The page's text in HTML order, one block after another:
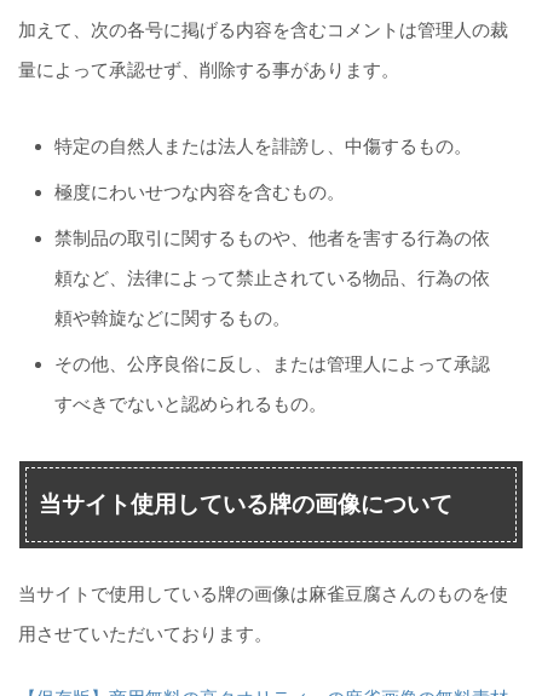
加えて、次の各号に掲げる内容を含むコメントは管理人の裁
量によって承認せず、削除する事があります。
特定の自然人または法人を誹謗し、中傷するもの。
極度にわいせつな内容を含むもの。
禁制品の取引に関するものや、他者を害する行為の依
頼など、法律によって禁止されている物品、行為の依
頼や斡旋などに関するもの。
その他、公序良俗に反し、または管理人によって承認
すべきでないと認められるもの。
当サイト使用している牌の画像について
当サイトで使用している牌の画像は麻雀豆腐さんのものを使
用させていただいております。